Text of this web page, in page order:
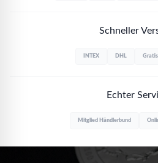
Schneller
INTEX DHL Gratis
Echter
Mitglied Händlerbund